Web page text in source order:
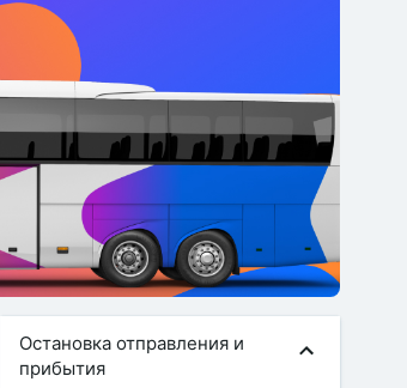
Остановка отправления и
прибытия